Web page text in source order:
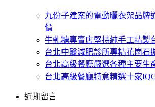
九份子建案的電動曬衣架品牌
價
牛軋糖專賣店堅持純手工精製
台北中醫減肥診所專精花崗石
台北高級餐廳嚴選各種主要生
台北高級餐廳特意精選十家
近期留言